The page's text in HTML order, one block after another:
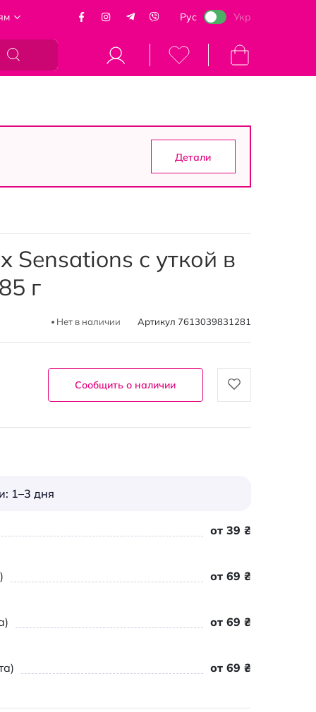
Рус Укр
Моя корзина
Детали
с уткой в
г
Нет в наличии Артикул 7613039831281
Сообщить о наличии
1–3 дня
от 39 ₴
от 69 ₴
от 69 ₴
от 69 ₴